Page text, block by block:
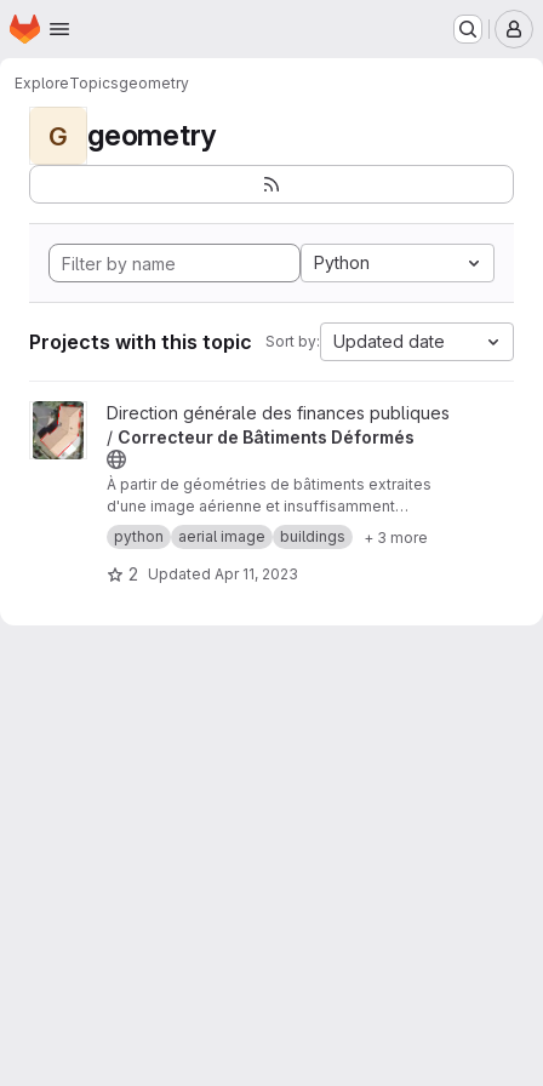
Skip to main content
Homepage
ExploreTopicsgeometry
G geometry
Python
Projects with this topic Sort by: Updated date
View Correcteur de Bâtiments Déformés project
Direction générale des finances publiques
/ Correcteur de Bâtiments Déformés
À partir de géométries de bâtiments extraites
d'une image aérienne et insuffisamment
détourées, ce script cherche à proposer des
géométries plus compatibles avec ce qu'un
bâtiment est censé être.
python aerial image buildings + 3 more
2 Updated Apr 11, 2023